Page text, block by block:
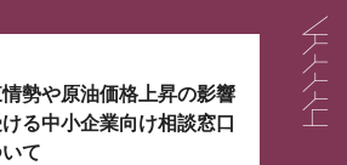
れるスライダーがあります。
勢や原油価格上昇の影響
る中小企業向け相談窓口
て